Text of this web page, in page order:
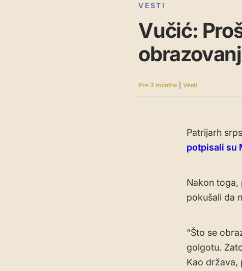
VESTI
Vučić:
Pre 3 months Vesti
Patrijarh
potpisali su
Nakon toga,
pokušali da
“Što se
golgotu.
Kao država,